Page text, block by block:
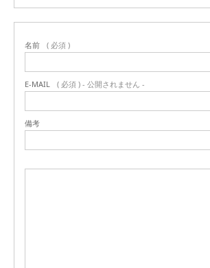
名前 ( 必須 )
E-MAIL ( 必須 ) - 公開されません -
備考